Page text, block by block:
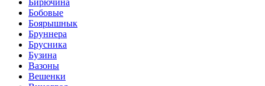
Бирючина
Бобовые
Боярышнык
Бруннера
Брусника
Бузина
Вазоны
Вешенки